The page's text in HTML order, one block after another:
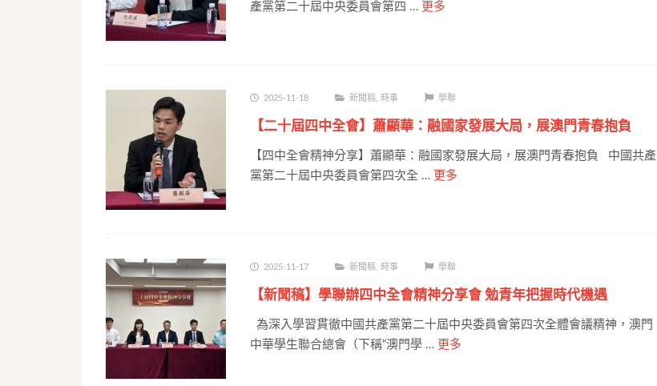
產黨第二十屆中央委員會第四 … 更多
2025-11-18 新聞稿 時事 學聯
【二十屆四中全會】蕭顯華：融國家發展大局，展澳門青春抱負
【四中全會精神分享】蕭顯華：融國家發展大局，展澳門青春抱負 中國共產
黨第二十屆中央委員會第四次全 … 更多
2025-11-17 新聞稿 時事 學聯
【新聞稿】學聯辦四中全會精神分享會 勉青年把握時代機遇
為深入學習貫徹中國共產黨第二十屆中央委員會第四次全體會議精神，澳門
中華學生聯合總會（下稱“澳門學 … 更多